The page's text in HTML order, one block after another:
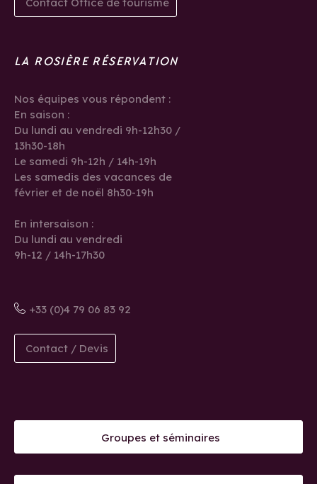
LA ROSIÈRE RÉSERVATION
Nos équipes vous répondent :
En saison :
Du lundi au vendredi 9h-12h30 /
13h30-18h
Le samedi 9h-12h / 14h-19h
Les samedis des vacances de
février et de noël 8h30-19h
En intersaison :
Du lundi au vendredi
9h-12 / 14h-17h30
+33 (0)4 79 06 83 92
Contact / Devis
Groupes et séminaires